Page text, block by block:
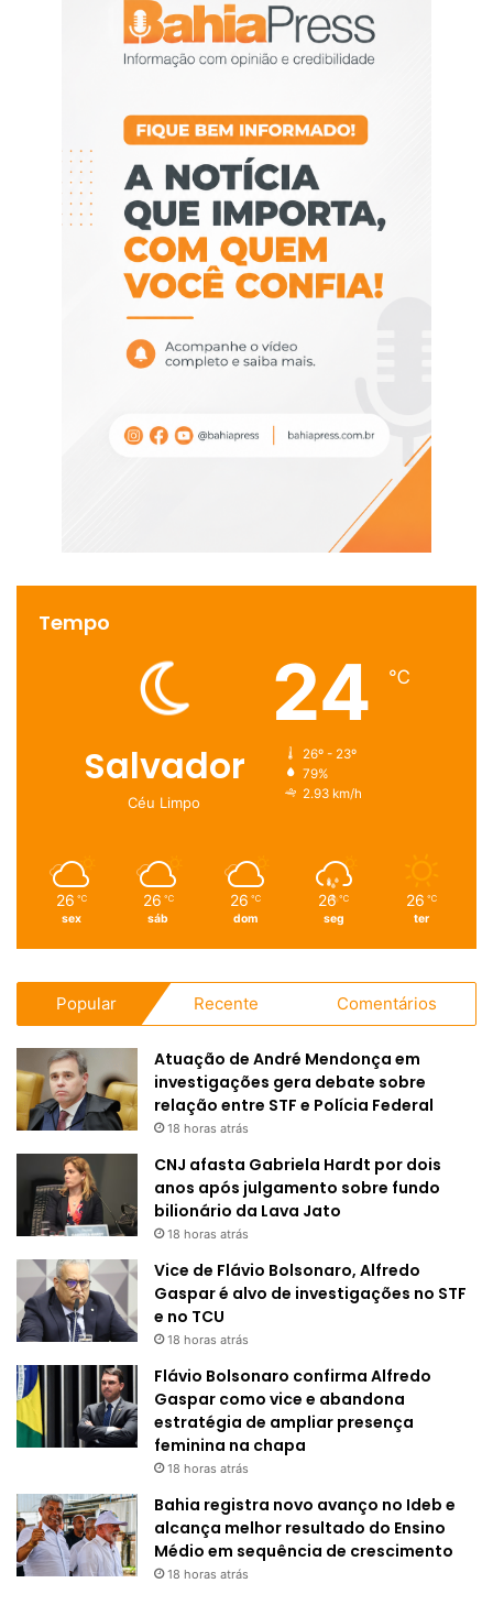
Tempo
Salvador
Céu Limpo
24 ℃
26º - 23º
79%
2.93 km/h
26 ℃
sex
26 ℃
sáb
26 ℃
dom
26 ℃
seg
26 ℃
ter
Popular Recente Comentários
Atuação de André Mendonça em
investigações gera debate sobre
relação entre STF e Polícia Federal
18 horas atrás
CNJ afasta Gabriela Hardt por dois
anos após julgamento sobre fundo
bilionário da Lava Jato
18 horas atrás
Vice de Flávio Bolsonaro, Alfredo
Gaspar é alvo de investigações no STF
e no TCU
18 horas atrás
Flávio Bolsonaro confirma Alfredo
Gaspar como vice e abandona
estratégia de ampliar presença
feminina na chapa
18 horas atrás
Bahia registra novo avanço no Ideb e
alcança melhor resultado do Ensino
Médio em sequência de crescimento
18 horas atrás